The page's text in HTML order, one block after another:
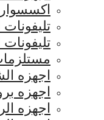
اجهزه
اجهزه
اجهزه